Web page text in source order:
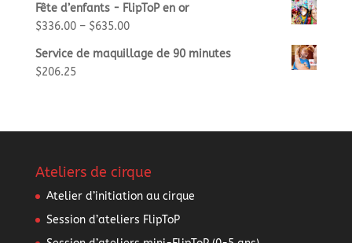
Fête d’enfants - FlipToP en or
$336.00– $635.00
Service de maquillage de 90 minutes
$206.25
Ateliers de cirque
Atelier d’initiation au cirque
Session d’ateliers FlipToP